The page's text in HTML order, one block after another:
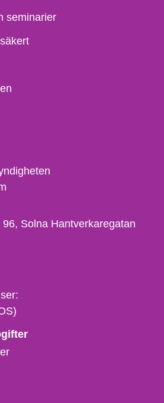
seminarier
Solna Hantverkaregatan